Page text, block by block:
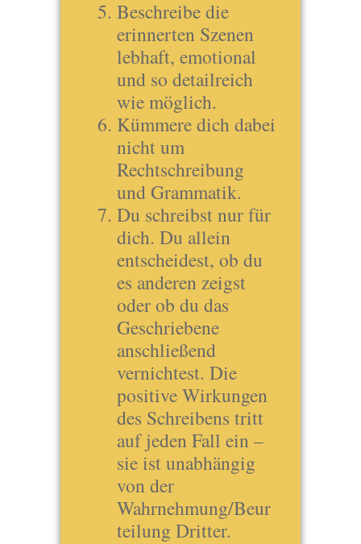
Beschreibe die
erinnerten Szenen
lebhaft, emotional
und so detailreich
wie möglich.
Kümmere dich dabei
nicht um
Rechtschreibung
und Grammatik.
Du schreibst nur für
dich. Du allein
entscheidest, ob du
es anderen zeigst
oder ob du das
Geschriebene
anschließend
vernichtest. Die
positive Wirkungen
des Schreibens tritt
auf jeden Fall ein –
sie ist unabhängig
von der
Wahrnehmung/Beur
teilung Dritter.